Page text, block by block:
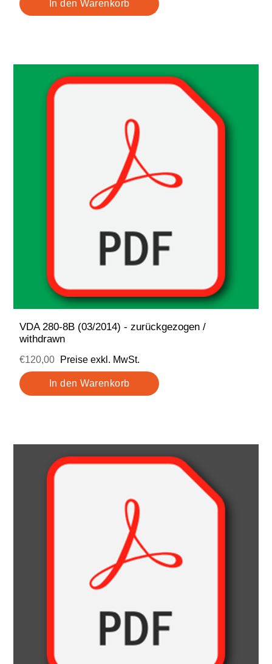
VDA 280-8B (03/2014) - zurückgezogen /
withdrawn
€120,00 Preise exkl. MwSt.